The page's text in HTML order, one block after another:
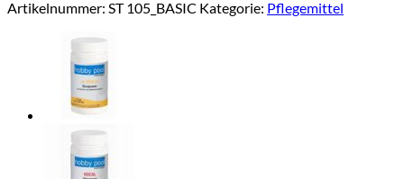
Artikelnummer: ST 105_BASIC Kategorie: Pflegemittel